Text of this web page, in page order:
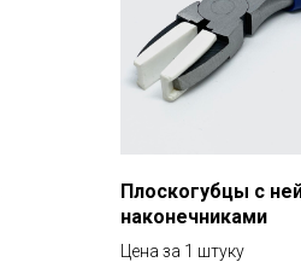
Плоскогубцы с
наконечниками
Цена за 1 штуку